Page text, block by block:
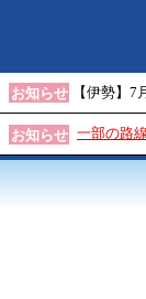
お知らせ 【伊勢】
お知らせ 一部の路